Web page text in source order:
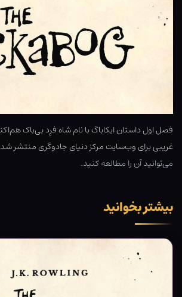
فصل اول داستان ایکاباگ با نام شاه فرِد بی‌باک
غریبی برای وب‌سایت مرکز دنیای جادوگری منتشر
می‌توانید آن را مطالعه کنید.
بیشتر بخوانید